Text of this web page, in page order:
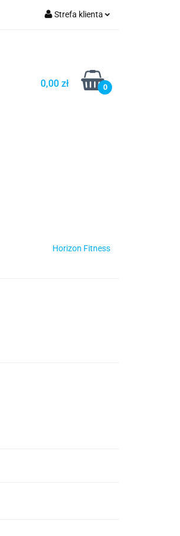
Strefa klienta
Dodaj zgłoszenie
0,00 zł 0
Horizon Fitness